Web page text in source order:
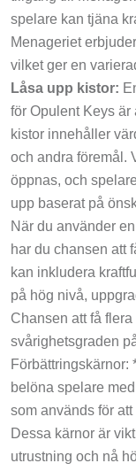
spelare kan tjäna
Menageriet
vilket ger en
Låsa upp kistor:
för Opulent Keys är
kistor innehåller
och andra föremål.
öppnas, och
upp baserat på
När du använder
har du chansen att
kan inkludera
på hög nivå,
Chansen att få
svårighetsgraden
Förbättringskärnor:
belöna spelare
som används för
Dessa kärnor är
utrustning och nå